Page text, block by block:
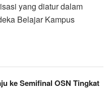
yang diatur dalam
Belajar Kampus
ke Semifinal OSN Tingkat